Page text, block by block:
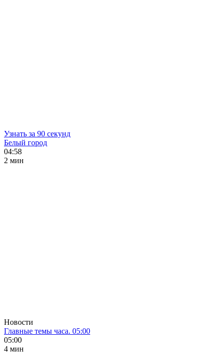
Узнать за 90 секунд
Белый город
04:58
2 мин
Новости
Главные темы часа. 05:00
05:00
4 мин